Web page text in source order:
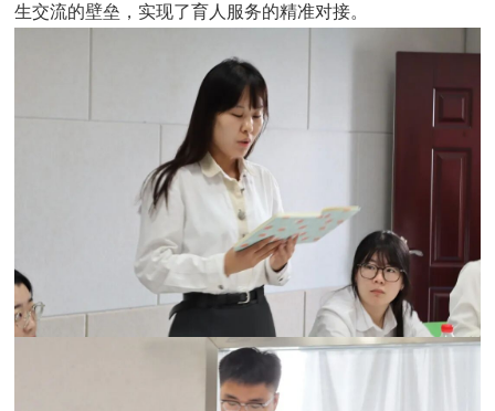
生交流的壁垒，实现了育人服务的精准对接。